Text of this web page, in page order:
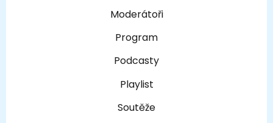
Moderátoři
Program
Podcasty
Playlist
Soutěže